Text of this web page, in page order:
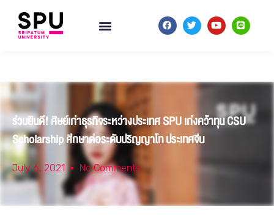
ร่วมยินดี! ศิษย์เก่าธุรกิจระหว่างประเทศ SPU เก่งคว้าทุน CSU
Scholarship ศึกษาต่อระดับปริญญาโท ประเทศจีน
July 6, 2021 No Comments